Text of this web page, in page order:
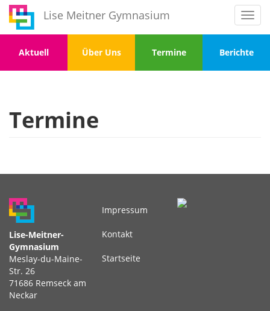
Direkt
zum
Inhalt
Lise Meitner Gymnasium
Menu
1
Aktuell
Menu
2
Über Uns
Menu
3
Termine
Menu
4
Berichte
Termine
Lise-Meitner-
Gymnasium
Meslay-du-Maine-
Str. 26
71686 Remseck am
Neckar
Fußbereichsmenü
Impressum
Kontakt
Startseite